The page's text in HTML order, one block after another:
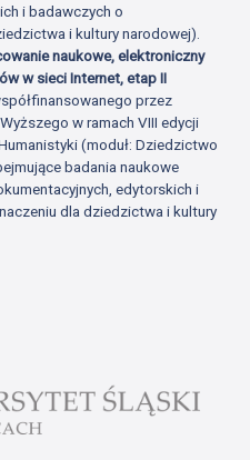
i badawczych o
i kultury narodowej).
naukowe, elektroniczny
w sieci Internet, etap II
przez
w ramach VIII edycji
(moduł: Dziedzictwo
badania naukowe
edytorskich i
dla dziedzictwa i kultury